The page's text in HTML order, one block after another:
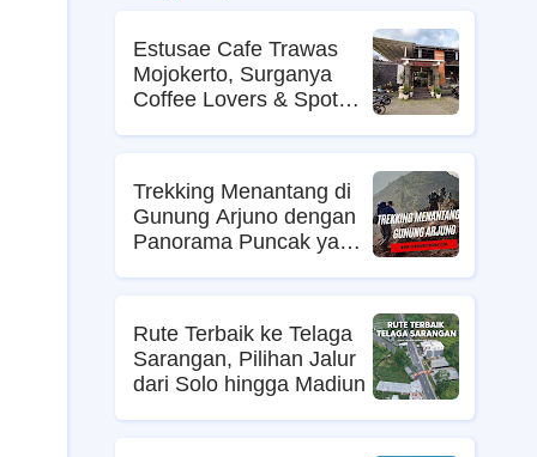
Estusae Cafe Trawas
Mojokerto, Surganya
Coffee Lovers & Spot
Trekking Menantang di
Gunung Arjuno dengan
Panorama Puncak yang
Rute Terbaik ke Telaga
Sarangan, Pilihan Jalur
dari Solo hingga Madiun